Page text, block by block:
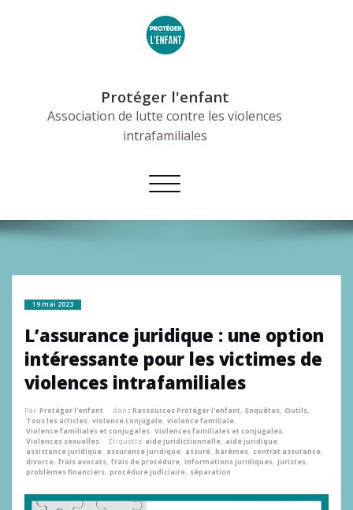
Protéger l'enfant
Association de lutte contre les violences
intrafamiliales
Afficher/masquer
la
19 mai 2023
L’assurance juridique : une option
intéressante pour les victimes de
violences intrafamiliales
Par Protéger l'enfant dansRessources Protéger l'enfant, Enquêtes, Outils,
Tous les articles, violence conjugale, violence familiale,
Violence familiales et conjugales, Violences familiales et conjugales,
Violences sexuelles
Étiquette aide juridictionnelle, aide juridique,
assistance juridique, assurance juridique, assuré, barèmes, contrat assurance,
divorce, frais avocats, frais de procédure, informations juridiques, juristes,
problèmes financiers, procédure judiciaire, séparation